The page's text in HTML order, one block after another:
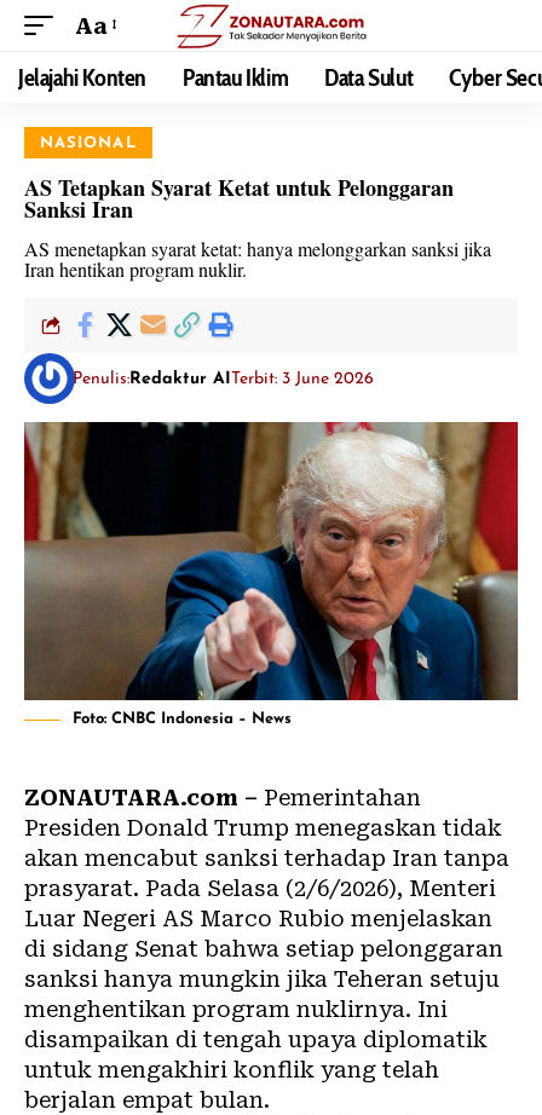
Aa
Jelajahi Konten Pantau Iklim Data Sulut Cyber
NASIONAL
AS Tetapkan Syarat Ketat untuk Pelonggaran
Sanksi Iran
AS menetapkan syarat ketat: hanya melonggarkan sanksi jika
Iran hentikan program nuklir.
Penulis: Redaktur AITerbit: 3 June 2026
Foto: CNBC Indonesia – News
ZONAUTARA.com – Pemerintahan
Presiden Donald Trump menegaskan tidak
akan mencabut sanksi terhadap Iran tanpa
prasyarat. Pada Selasa (2/6/2026), Menteri
Luar Negeri AS Marco Rubio menjelaskan
di sidang Senat bahwa setiap pelonggaran
sanksi hanya mungkin jika Teheran setuju
menghentikan program nuklirnya. Ini
disampaikan di tengah upaya diplomatik
untuk mengakhiri konflik yang telah
berjalan empat bulan.